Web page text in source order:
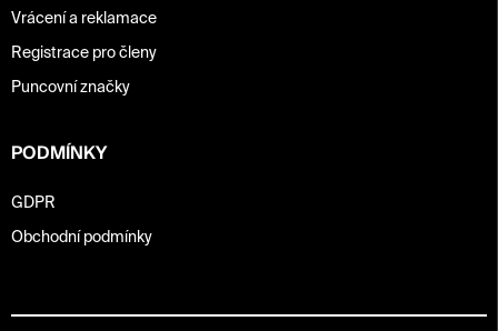
Vrácení a reklamace
Registrace pro členy
Puncovní značky
PODMÍNKY
GDPR
Obchodní podmínky